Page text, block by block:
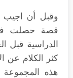
وقبل أن
قصة حصلت في
الدراسية قبل
كثر الكلام عن
هذه